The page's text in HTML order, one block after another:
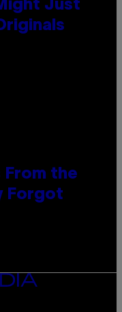
Just
From the
Forgot